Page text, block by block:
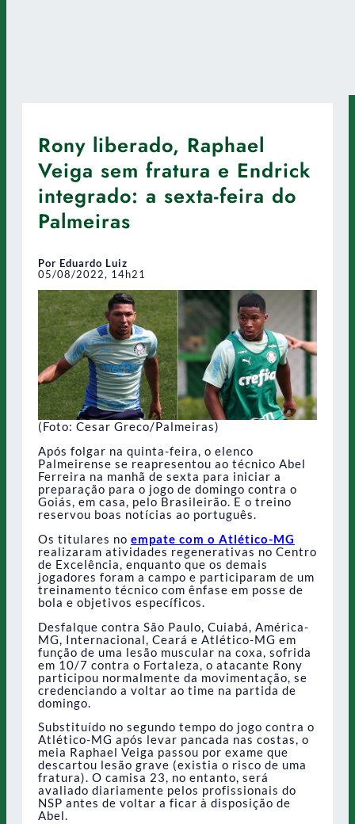
Rony liberado, Raphael
Veiga sem fratura e Endrick
integrado: a sexta-feira do
Palmeiras
Por Eduardo Luiz
05/08/2022, 14h21
(Foto: Cesar Greco/Palmeiras)
Após folgar na quinta-feira, o elenco
Palmeirense se reapresentou ao técnico Abel
Ferreira na manhã de sexta para iniciar a
preparação para o jogo de domingo contra o
Goiás, em casa, pelo Brasileirão. E o treino
reservou boas notícias ao português.
Os titulares no empate com o Atlético-MG
realizaram atividades regenerativas no Centro
de Excelência, enquanto que os demais
jogadores foram a campo e participaram de um
treinamento técnico com ênfase em posse de
bola e objetivos específicos.
Desfalque contra São Paulo, Cuiabá, América-
MG, Internacional, Ceará e Atlético-MG em
função de uma lesão muscular na coxa, sofrida
em 10/7 contra o Fortaleza, o atacante Rony
participou normalmente da movimentação, se
credenciando a voltar ao time na partida de
domingo.
Substituído no segundo tempo do jogo contra o
Atlético-MG após levar pancada nas costas, o
meia Raphael Veiga passou por exame que
descartou lesão grave (existia o risco de uma
fratura). O camisa 23, no entanto, será
avaliado diariamente pelos profissionais do
NSP antes de voltar a ficar à disposição de
Abel.